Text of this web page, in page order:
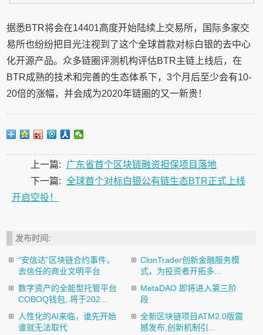
据悉BTR将会在14401高度开始陆续上交易所，国际多家交
易所也纷纷把目光注视到了这个全球首款对标白银的去中心
化开源产品。众多链圈评测机构评估BTR主链上线后，在
BTR成熟的技术和完善的生态体系下，3个月后至少会有10-
20倍的涨幅，并会成为2020年链圈的又一新贵！
上一篇:
广东省首个区块链融资担保项目落地
下一篇: 全球首个对标白银公有链生态BTR正式上线
开启空投！
发布时间:
“安信达”区块链合约事件，
去信任的商业文明平台
ClonTrader创新金融服务模
式，为投资者开拓多...
数字资产的全能型托管平台
COBOQ钱包,.将于202...
MetaDAO 即将进入第三阶
段
人性化的AI来临，谁先开始
谁就无法取代
全新区块链项目ATM2.0版震
撼发布,创新机制引...